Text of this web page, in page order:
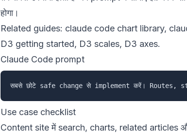
होगा।
Related guides: claude code chart library,
D3 getting started, D3 scales, D3 axes.
Claude Code prompt
Use case checklist
Content site में search, charts, related articles